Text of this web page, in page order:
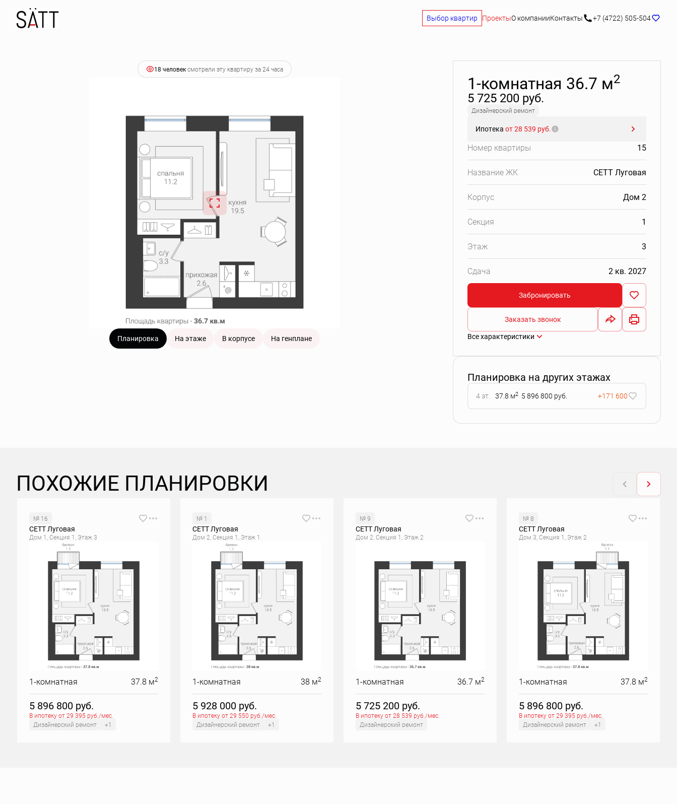
Выбор квартир ПроектыО компанииКонтакты +7 (4722) 505-504
1-комнатная Забронировать
18 человексмотрели эту квартиру за 24 часа
Планировка На этаже В корпусе На генплане
1-комнатная 36.7 м2
5 725 200 руб.
Дизайнерский ремонт
Ипотека от 28 539 руб.
Номер квартиры 15
Название ЖК СЕТТ Луговая
Корпус Дом 2
Секция 1
Этаж 3
Сдача 2 кв. 2027
Забронировать
Заказать звонок
Все характеристики
Планировка на других этажах
4 эт. 37.8 м2 5 896 800 руб. +171 600
ПОХОЖИЕ ПЛАНИРОВКИ
№ 16
СЕТТ Луговая
Дом 1, Секция 1, Этаж 3
1-комнатная 37.8 м2
5 896 800 руб.
В ипотеку от 29 395 руб./мес.
Дизайнерский ремонт
+1
№ 1
СЕТТ Луговая
Дом 2, Секция 1, Этаж 1
1-комнатная 38 м2
5 928 000 руб.
В ипотеку от 29 550 руб./мес.
Дизайнерский ремонт
+1
№ 9
СЕТТ Луговая
Дом 2, Секция 1, Этаж 2
1-комнатная 36.7 м2
5 725 200 руб.
В ипотеку от 28 539 руб./мес.
Дизайнерский ремонт
№ 8
СЕТТ Луговая
Дом 3, Секция 1, Этаж 2
1-комнатная 37.8 м2
5 896 800 руб.
В ипотеку от 29 395 руб./мес.
Дизайнерский ремонт
+1